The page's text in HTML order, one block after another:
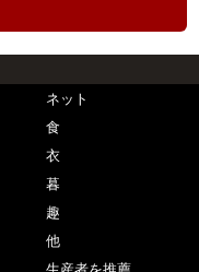
ネット
食
衣
暮
趣
他